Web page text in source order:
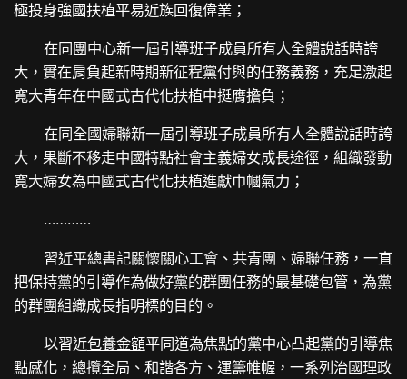
極投身強國扶植平易近族回復偉業；
在同團中心新一屆引導班子成員所有人全體說話時誇
大，實在肩負起新時期新征程黨付與的任務義務，充足激起
寬大青年在中國式古代化扶植中挺膺擔負；
在同全國婦聯新一屆引導班子成員所有人全體說話時誇
大，果斷不移走中國特點社會主義婦女成長途徑，組織發動
寬大婦女為中國式古代化扶植進獻巾幗氣力；
…………
習近平總書記關懷關心工會、共青團、婦聯任務，一直
把保持黨的引導作為做好黨的群團任務的最基礎包管，為黨
的群團組織成長指明標的目的。
以習近包養金額平同道為焦點的黨中心凸起黨的引導焦
點感化，總攬全局、和諧各方、運籌帷幄，一系列治國理政